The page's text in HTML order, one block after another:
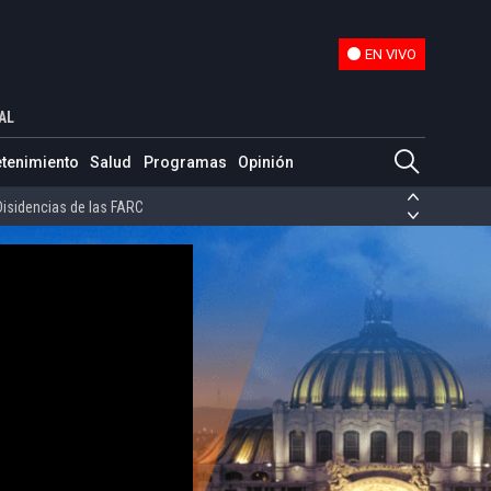
EN VIVO
Salud Programas Opinión
de las FARC
Venezuela Nicolás Maduro
aprobadas por el Congreso
de las FARC